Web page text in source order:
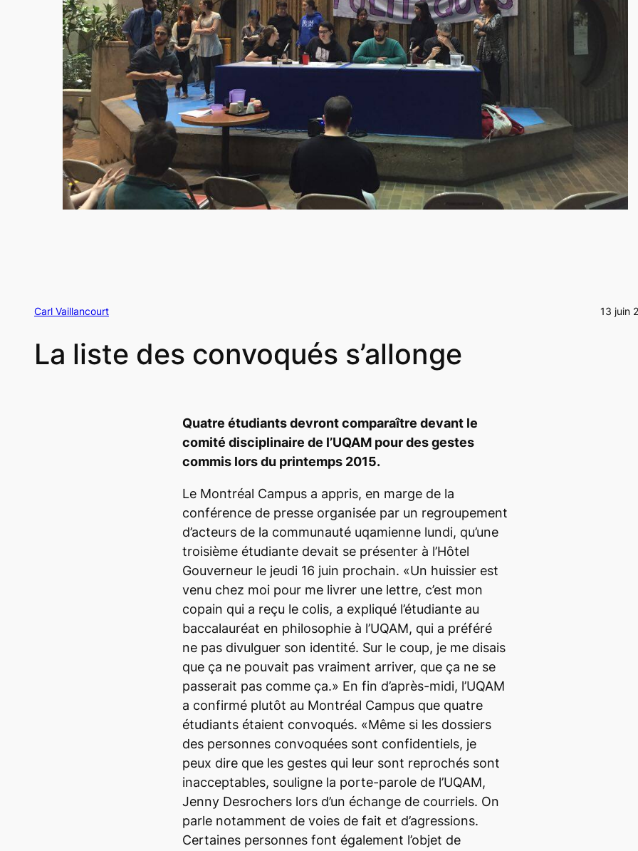
Carl Vaillancourt 13 juin
La liste des convoqués s’allonge
Quatre étudiants devront comparaître devant le
comité disciplinaire de l’UQAM pour des gestes
commis lors du printemps 2015.
Le Montréal Campus a appris, en marge de la
conférence de presse organisée par un regroupement
d’acteurs de la communauté uqamienne lundi, qu’une
troisième étudiante devait se présenter à l’Hôtel
Gouverneur le jeudi 16 juin prochain. «Un huissier est
venu chez moi pour me livrer une lettre, c’est mon
copain qui a reçu le colis, a expliqué l’étudiante au
baccalauréat en philosophie à l’UQAM, qui a préféré
ne pas divulguer son identité. Sur le coup, je me disais
que ça ne pouvait pas vraiment arriver, que ça ne se
passerait pas comme ça.» En fin d’après-midi, l’UQAM
a confirmé plutôt au Montréal Campus que quatre
étudiants étaient convoqués. «Même si les dossiers
des personnes convoquées sont confidentiels, je
peux dire que les gestes qui leur sont reprochés sont
inacceptables, souligne la porte-parole de l’UQAM,
Jenny Desrochers lors d’un échange de courriels. On
parle notamment de voies de fait et d’agressions.
Certaines personnes font également l’objet de